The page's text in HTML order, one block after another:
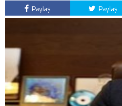
Paylaş Paylaş